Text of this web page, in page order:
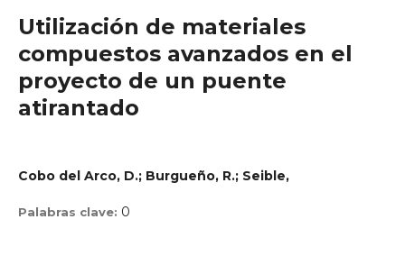
Utilización de materiales
compuestos avanzados en el
proyecto de un puente
atirantado
Cobo del Arco, D.; Burgueño, R.; Seible,
Palabras clave: 0